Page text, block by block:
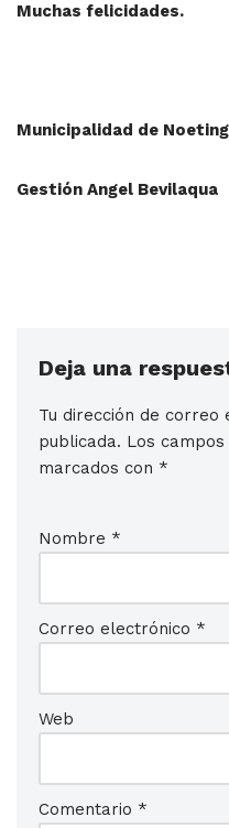
Muchas felicidades.
Municipalidad de
Gestión Angel Bevilaqua
Deja una
Tu dirección de correo
publicada. Los
marcados con *
Nombre *
Correo electrónico *
Web
Comentario *